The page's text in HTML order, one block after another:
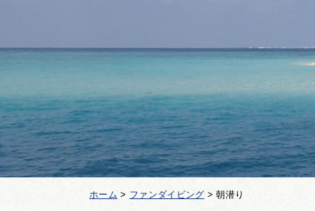
ホーム > ファンダイビング >朝潜り